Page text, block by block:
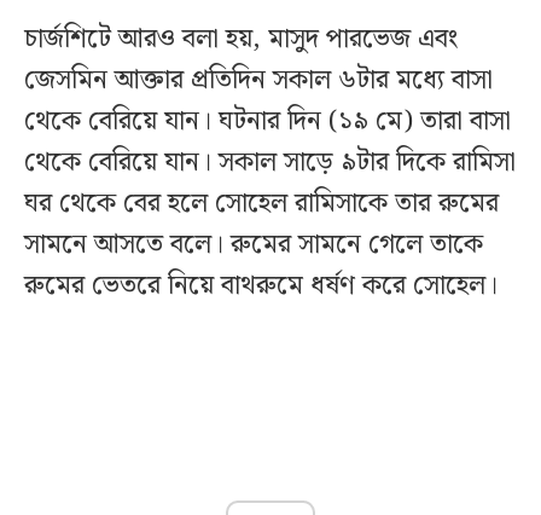
চার্জশিটে আরও বলা হয়, মাসুদ পারভেজ এবং
জেসমিন আক্তার প্রতিদিন সকাল ৬টার মধ্যে বাসা
থেকে বেরিয়ে যান। ঘটনার দিন (১৯ মে) তারা বাসা
থেকে বেরিয়ে যান। সকাল সাড়ে ৯টার দিকে রামিসা
ঘর থেকে বের হলে সোহেল রামিসাকে তার রুমের
সামনে আসতে বলে। রুমের সামনে গেলে তাকে
রুমের ভেতরে নিয়ে বাথরুমে ধর্ষণ করে সোহেল।